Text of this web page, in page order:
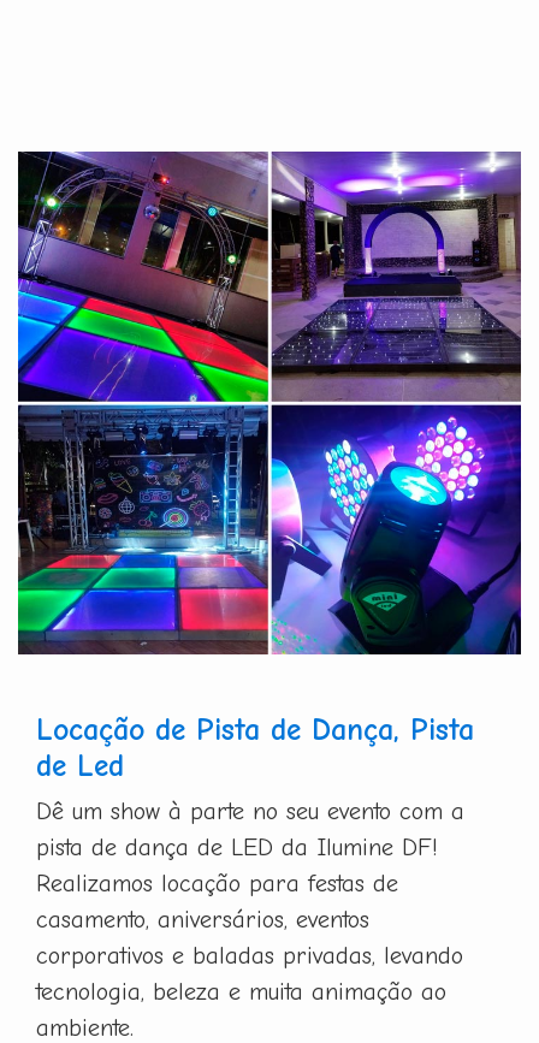
Locação de Pista de Dança, Pista
de Led
Dê um show à parte no seu evento com a
pista de dança de LED da Ilumine DF!
Realizamos locação para festas de
casamento, aniversários, eventos
corporativos e baladas privadas, levando
tecnologia, beleza e muita animação ao
ambiente.